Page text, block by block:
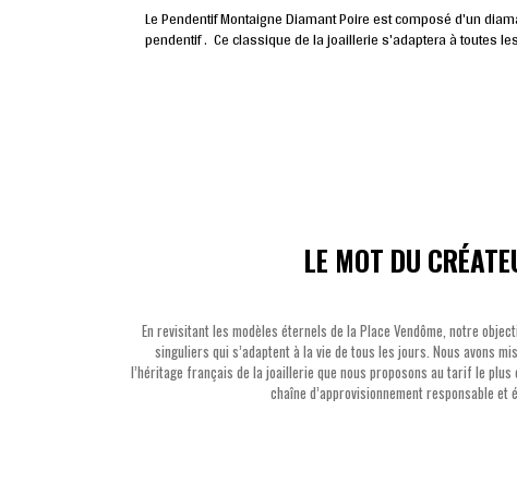
Le Pendentif Montaigne Diamant Poire est composé d'un
pendentif . Ce classique de la joaillerie s'adaptera à toutes
LE MOT DU
En revisitant les modèles éternels de la Place Vendôme, notre
singuliers qui s’adaptent à la vie de tous les jours. Nous avons
l’héritage français de la joaillerie que nous proposons au tarif le plus
chaîne d’approvisionnement responsable et